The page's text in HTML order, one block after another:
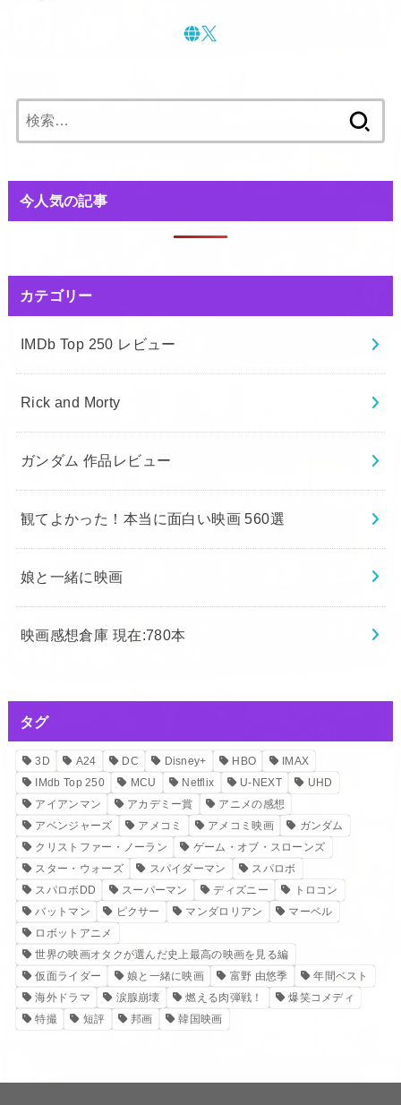
索:
今人気の記事
カテゴリー
IMDb Top 250 レビュー
Rick and Morty
ガンダム 作品レビュー
観てよかった！本当に面白い映画 560選
娘と一緒に映画
映画感想倉庫 現在:780本
タグ
3D A24 DC Disney+ HBO
IMAX
IMdb Top 250
MCU Netflix U-NEXT
UHD
アイアンマン
アカデミー賞
アニメの感想
アベンジャーズ
アメコミ アメコミ映画
ガンダム
クリストファー・ノーラン
ゲーム・オブ・スローンズ
スター・ウォーズ
スパイダーマン
スパロボ
スパロボDD
スーパーマン ディズニー
トロコン
バットマン
ピクサー マンダロリアン
マーベル
ロボットアニメ
世界の映画オタクが選んだ史上最高の映画を見る編
仮面ライダー
娘と一緒に映画 富野 由悠季
年間ベスト
海外ドラマ
涙腺崩壊 燃える肉弾戦！
爆笑コメディ
特撮
短評 邦画 韓国映画